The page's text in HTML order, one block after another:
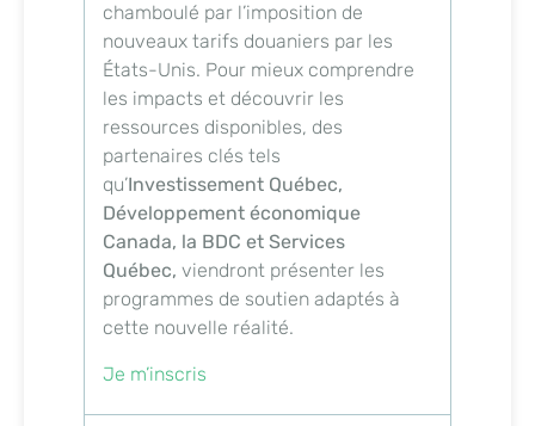
chamboulé par l’imposition de
nouveaux tarifs douaniers par les
États-Unis. Pour mieux comprendre
les impacts et découvrir les
ressources disponibles, des
partenaires clés tels
qu’Investissement Québec,
Développement économique
Canada, la BDC et Services
Québec, viendront présenter les
programmes de soutien adaptés à
cette nouvelle réalité.
Je m’inscris